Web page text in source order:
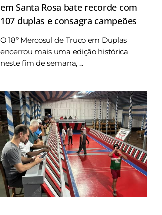
em Santa Rosa bate recorde com
107 duplas e consagra campeões
O 18º Mercosul de Truco em Duplas
encerrou mais uma edição histórica
neste fim de semana, ...